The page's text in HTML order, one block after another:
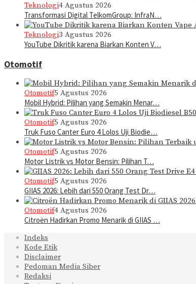
Teknologi4 Agustus 2026
Transformasi Digital TelkomGroup: InfraN…
Teknologi3 Agustus 2026
YouTube Dikritik karena Biarkan Konten V…
Otomotif
Otomotif5 Agustus 2026
Mobil Hybrid: Pilihan yang Semakin Menar…
Otomotif5 Agustus 2026
Truk Fuso Canter Euro 4 Lolos Uji Biodie…
Otomotif5 Agustus 2026
Motor Listrik vs Motor Bensin: Pilihan T…
Otomotif5 Agustus 2026
GIIAS 2026: Lebih dari 550 Orang Test Dr…
Otomotif4 Agustus 2026
Citroën Hadirkan Promo Menarik di GIIAS …
Indeks
Kode Etik
Disclaimer
Pedoman Media Siber
Redaksi